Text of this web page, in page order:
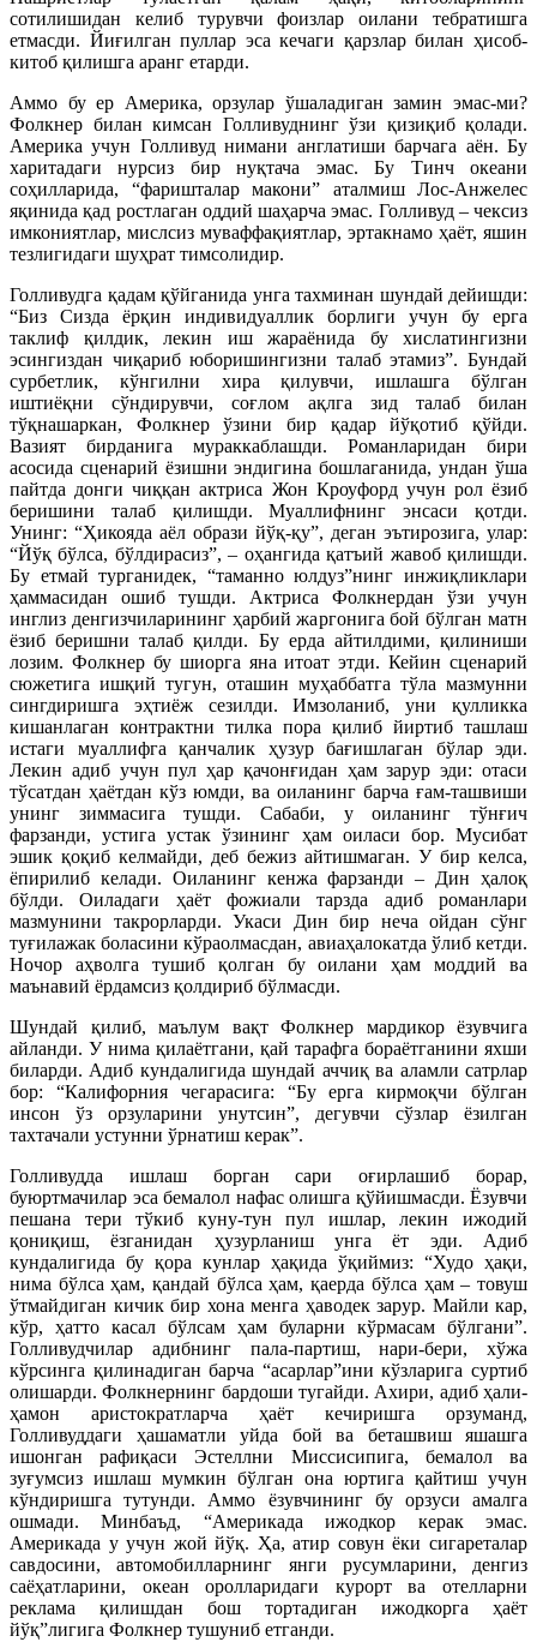
сотилишидан келиб турувчи фоизлар оилани тебратишга
етмасди. Йиғилган пуллар эса кечаги қарзлар билан ҳисоб-
китоб қилишга аранг етарди.
Аммо бу ер Америка, орзулар ўшаладиган замин эмас-ми?
Фолкнер билан кимсан Голливуднинг ўзи қизиқиб қолади.
Америка учун Голливуд нимани англатиши барчага аён. Бу
харитадаги нурсиз бир нуқтача эмас. Бу Тинч океани
соҳилларида, “фаришталар макони” аталмиш Лос-Анжелес
яқинида қад ростлаган оддий шаҳарча эмас. Голливуд – чексиз
имкониятлар, мислсиз муваффақиятлар, эртакнамо ҳаёт, яшин
тезлигидаги шуҳрат тимсолидир.
Голливудга қадам қўйганида унга тахминан шундай дейишди:
“Биз Сизда ёрқин индивидуаллик борлиги учун бу ерга
таклиф қилдик, лекин иш жараёнида бу хислатингизни
эсингиздан чиқариб юборишингизни талаб этамиз”. Бундай
сурбетлик, кўнгилни хира қилувчи, ишлашга бўлган
иштиёқни сўндирувчи, соғлом ақлга зид талаб билан
тўқнашаркан, Фолкнер ўзини бир қадар йўқотиб қўйди.
Вазият бирданига мураккаблашди. Романларидан бири
асосида сценарий ёзишни эндигина бошлаганида, ундан ўша
пайтда донги чиққан актриса Жон Кроуфорд учун рол ёзиб
беришини талаб қилишди. Муаллифнинг энсаси қотди.
Унинг: “Ҳикояда аёл образи йўқ-қу”, деган эътирозига, улар:
“Йўқ бўлса, бўлдирасиз”, – оҳангида қатъий жавоб қилишди.
Бу етмай турганидек, “таманно юлдуз”нинг инжиқликлари
ҳаммасидан ошиб тушди. Актриса Фолкнердан ўзи учун
инглиз денгизчиларининг ҳарбий жаргонига бой бўлган матн
ёзиб беришни талаб қилди. Бу ерда айтилдими, қилиниши
лозим. Фолкнер бу шиорга яна итоат этди. Кейин сценарий
сюжетига ишқий тугун, оташин муҳаббатга тўла мазмунни
сингдиришга эҳтиёж сезилди. Имзоланиб, уни қулликка
кишанлаган контрактни тилка пора қилиб йиртиб ташлаш
истаги муаллифга қанчалик ҳузур бағишлаган бўлар эди.
Лекин адиб учун пул ҳар қачонғидан ҳам зарур эди: отаси
тўсатдан ҳаётдан кўз юмди, ва оиланинг барча ғам-ташвиши
унинг зиммасига тушди. Сабаби, у оиланинг тўнғич
фарзанди, устига устак ўзининг ҳам оиласи бор. Мусибат
эшик қоқиб келмайди, деб бежиз айтишмаган. У бир келса,
ёпирилиб келади. Оиланинг кенжа фарзанди – Дин ҳалоқ
бўлди. Оиладаги ҳаёт фожиали тарзда адиб романлари
мазмунини такрорларди. Укаси Дин бир неча ойдан сўнг
туғилажак боласини кўраолмасдан, авиаҳалокатда ўлиб кетди.
Ночор аҳволга тушиб қолган бу оилани ҳам моддий ва
маънавий ёрдамсиз қолдириб бўлмасди.
Шундай қилиб, маълум вақт Фолкнер мардикор ёзувчига
айланди. У нима қилаётгани, қай тарафга бораётганини яхши
биларди. Адиб кундалигида шундай аччиқ ва аламли сатрлар
бор: “Калифорния чегарасига: “Бу ерга кирмоқчи бўлган
инсон ўз орзуларини унутсин”, дегувчи сўзлар ёзилган
тахтачали устунни ўрнатиш керак”.
Голливудда ишлаш борган сари оғирлашиб борар,
буюртмачилар эса бемалол нафас олишга қўйишмасди. Ёзувчи
пешана тери тўкиб куну-тун пул ишлар, лекин ижодий
қониқиш, ёзганидан ҳузурланиш унга ёт эди. Адиб
кундалигида бу қора кунлар ҳақида ўқиймиз: “Худо ҳақи,
нима бўлса ҳам, қандай бўлса ҳам, қаерда бўлса ҳам – товуш
ўтмайдиган кичик бир хона менга ҳаводек зарур. Майли кар,
кўр, ҳатто касал бўлсам ҳам буларни кўрмасам бўлгани”.
Голливудчилар адибнинг пала-партиш, нари-бери, хўжа
кўрсинга қилинадиган барча “асарлар”ини кўзларига суртиб
олишарди. Фолкнернинг бардоши тугайди. Ахири, адиб ҳали-
ҳамон аристократларча ҳаёт кечиришга орзуманд,
Голливуддаги ҳашаматли уйда бой ва беташвиш яшашга
ишонган рафиқаси Эстеллни Миссисипига, бемалол ва
зуғумсиз ишлаш мумкин бўлган она юртига қайтиш учун
кўндиришга тутунди. Аммо ёзувчининг бу орзуси амалга
ошмади. Минбаъд, “Америкада ижодкор керак эмас.
Америкада у учун жой йўқ. Ҳа, атир совун ёки сигареталар
савдосини, автомобилларнинг янги русумларини, денгиз
саёҳатларини, океан оролларидаги курорт ва отелларни
реклама қилишдан бош тортадиган ижодкорга ҳаёт
йўқ”лигига Фолкнер тушуниб етганди.